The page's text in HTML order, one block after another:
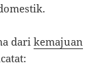
darikemajuan